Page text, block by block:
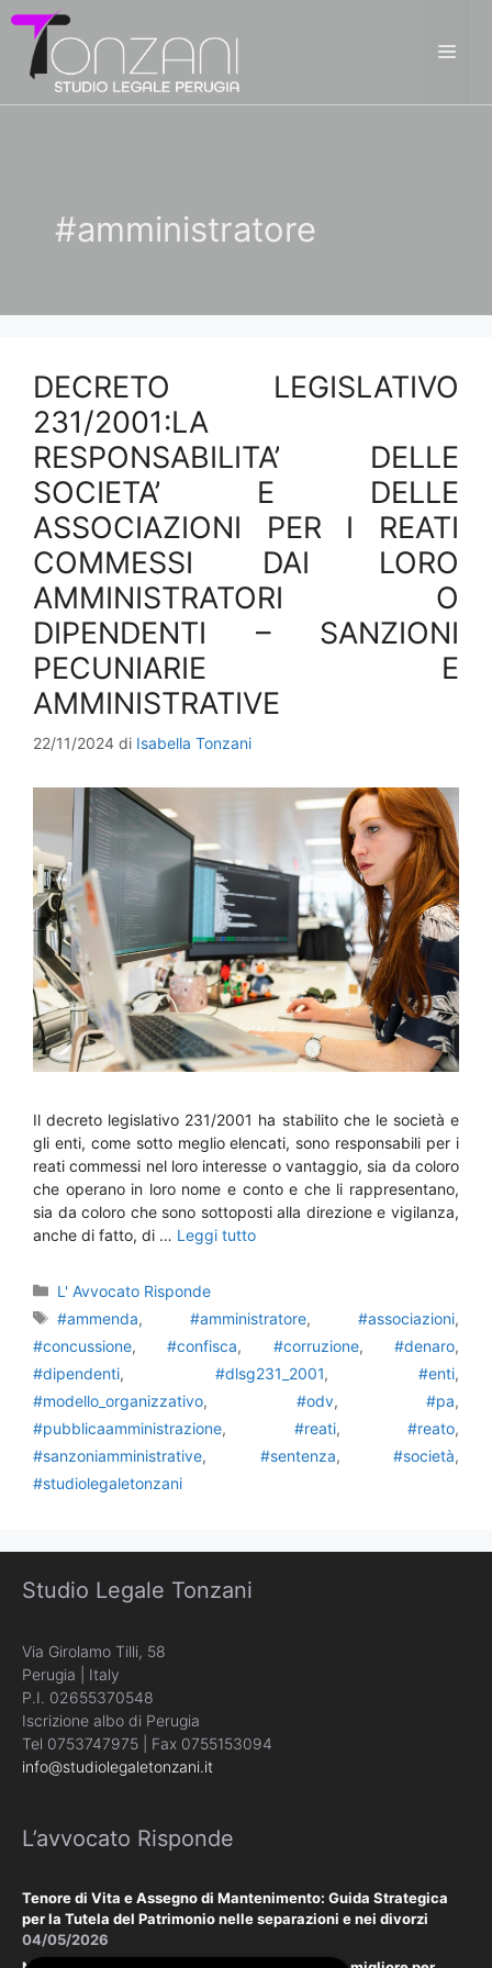
Vai
contenuto
#amministratore
DECRETO LEGISLATIVO
231/2001:LA
RESPONSABILITA’ DELLE
SOCIETA’ E DELLE
ASSOCIAZIONI PER I REATI
COMMESSI DAI LORO
AMMINISTRATORI O
DIPENDENTI – SANZIONI
PECUNIARIE E
AMMINISTRATIVE
22/11/2024 di Isabella Tonzani
Il decreto legislativo 231/2001 ha stabilito che le società e
gli enti, come sotto meglio elencati, sono responsabili per i
reati commessi nel loro interesse o vantaggio, sia da coloro
che operano in loro nome e conto e che li rappresentano,
sia da coloro che sono sottoposti alla direzione e vigilanza,
anche di fatto, di … Leggi tutto
Categorie
L' Avvocato Risponde
Tag
#ammenda,#amministratore,#associazioni,
#concussione,#confisca, #corruzione,#denaro,
#dipendenti, #dlsg231_2001, #enti,
#modello_organizzativo, #odv, #pa,
#pubblicaamministrazione, #reati, #reato,
#sanzoniamministrative, #sentenza, #società,
#studiolegaletonzani
Studio Legale Tonzani
Via Girolamo Tilli, 58
Perugia | Italy
P.I. 02655370548
Iscrizione albo di Perugia
Tel 0753747975 | Fax 0755153094
info@studiolegaletonzani.it
L’avvocato Risponde
Tenore di Vita e Assegno di Mantenimento: Guida Strategica
per la Tutela del Patrimonio nelle separazioni e nei divorzi
04/05/2026